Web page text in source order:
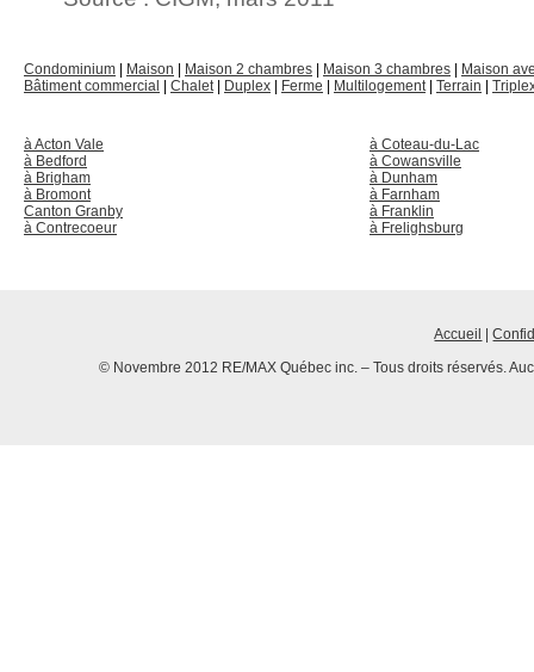
Condominium Maison Maison 2 chambres Maison 3 chambres
Maison
Bâtiment commercial
Chalet| Duplex Ferme Multilogement| Terrain
à Acton Vale
à Bedford
à Brigham
à Bromont
Canton Granby
à Contrecoeur
à Coteau-du-Lac
à Cowansville
à Dunham
à Farnham
à Franklin
à Frelighsburg
Accueil |
© Novembre 2012 RE/MAX Québec inc. – Tous droits réservés.